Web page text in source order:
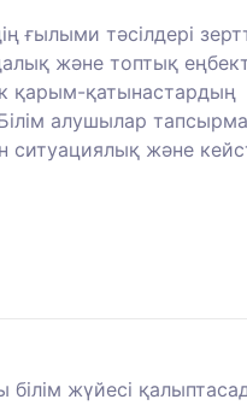
тәсілдері
және топтық
қарым-қатынастардың
алушылар
және
білім жүйесі